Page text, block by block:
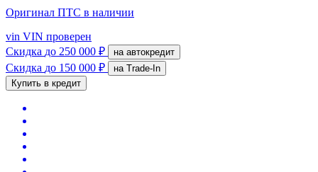
Оригинал ПТС в наличии
vin VIN проверен
Скидка до 250 000 ₽ на автокредит
Скидка до 150 000 ₽
на Trade-In
Купить в кредит